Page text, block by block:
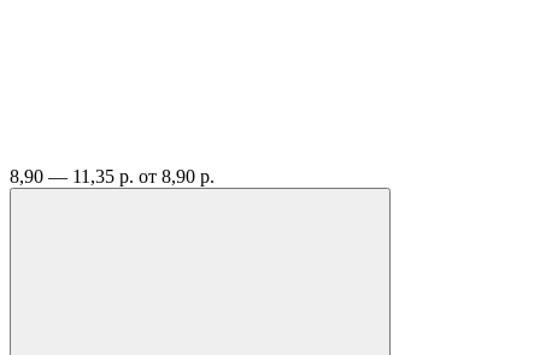
8,90 — 11,35 р. от 8,90 р.